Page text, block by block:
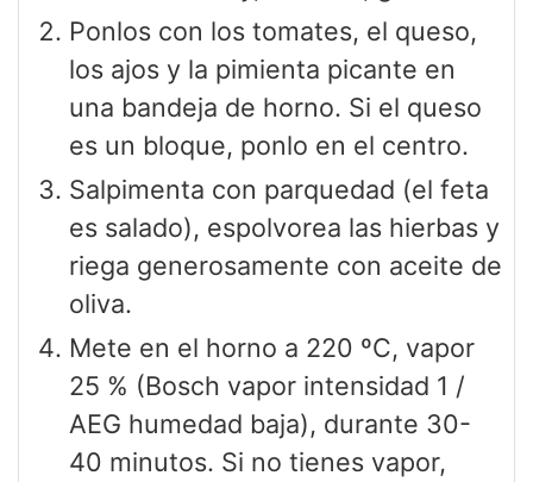
Ponlos con los tomates, el queso,
los ajos y la pimienta picante en
una bandeja de horno. Si el queso
es un bloque, ponlo en el centro.
Salpimenta con parquedad (el feta
es salado), espolvorea las hierbas y
riega generosamente con aceite de
oliva.
Mete en el horno a 220 ºC, vapor
25 % (Bosch vapor intensidad 1 /
AEG humedad baja), durante 30-
40 minutos. Si no tienes vapor,